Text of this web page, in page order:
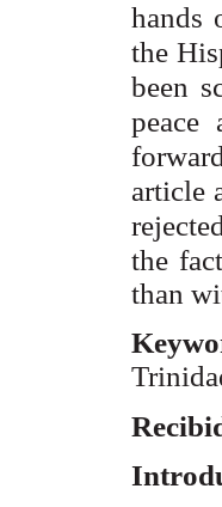
hands
the
been
peace
article
the
than